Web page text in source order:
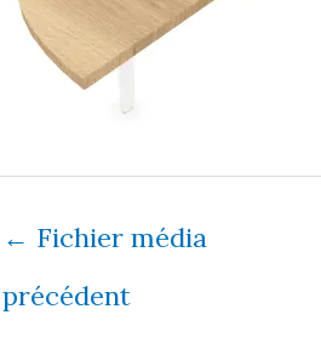
← Fichier média
précédent